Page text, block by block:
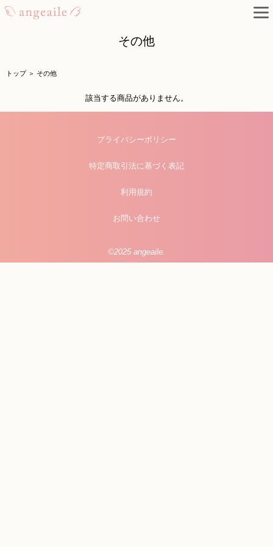
その他
トップ ＞ その他
該当する商品がありません。
プライバシーポリシー
特定商取引法に基づく表記
利用規約
お問い合わせ
©2025 angeaile.